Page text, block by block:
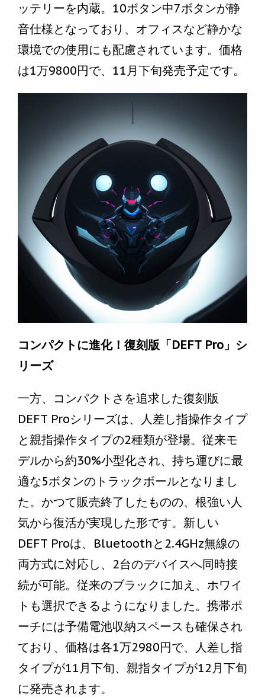
ッテリーを内蔵。10ボタン中7ボタンが静
音仕様となっており、オフィスなど静かな
環境での使用にも配慮されています。価格
は1万9800円で、11月下旬発売予定です。
コンパクトに進化！復刻版「DEFT Pro」シ
リーズ
一方、コンパクトさを追求した復刻版
DEFT Proシリーズは、人差し指操作タイプ
と親指操作タイプの2種類が登場。従来モ
デルから約30%小型化され、持ち運びに最
適な5ボタンのトラックボールとなりまし
た。かつて販売終了したものの、根強い人
気から復活が実現した形です。新しい
DEFT Proは、Bluetoothと2.4GHz無線の
両方式に対応し、2台のデバイスへ同時接
続が可能。従来のブラックに加え、ホワイ
トも選択できるようになりました。携帯ポ
ーチには予備電池収納スペースも確保され
ており、価格は各1万2980円で、人差し指
タイプが11月下旬、親指タイプが12月下旬
に発売されます。